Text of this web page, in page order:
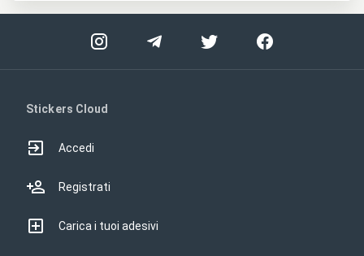
Stickers Cloud
Accedi
Registrati
Carica i tuoi adesivi